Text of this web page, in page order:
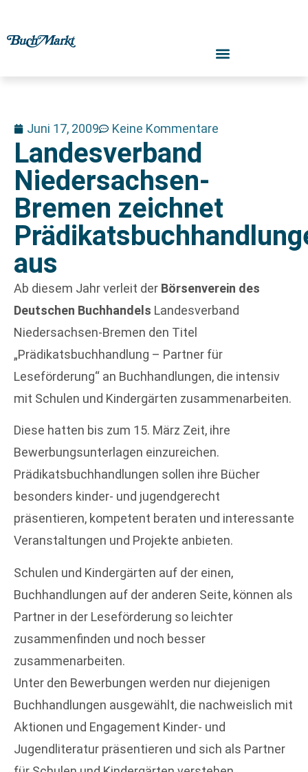
Juni 17, 2009 Keine Kommentare
Landesverband
Niedersachsen-
Bremen zeichnet
aus
Ab diesem Jahr verleit der Börsenverein des
Deutschen Buchhandels Landesverband
Niedersachsen-Bremen den Titel
„Prädikatsbuchhandlung – Partner für
Leseförderung“ an Buchhandlungen, die intensiv
mit Schulen und Kindergärten zusammenarbeiten.
Diese hatten bis zum 15. März Zeit, ihre
Bewerbungsunterlagen einzureichen.
Prädikatsbuchhandlungen sollen ihre Bücher
besonders kinder- und jugendgerecht
präsentieren, kompetent beraten und interessante
Veranstaltungen und Projekte anbieten.
Schulen und Kindergärten auf der einen,
Buchhandlungen auf der anderen Seite, können als
Partner in der Leseförderung so leichter
zusammenfinden und noch besser
zusammenarbeiten.
Unter den Bewerbungen werden nur diejenigen
Buchhandlungen ausgewählt, die nachweislich mit
Aktionen und Engagement Kinder- und
Jugendliteratur präsentieren und sich als Partner